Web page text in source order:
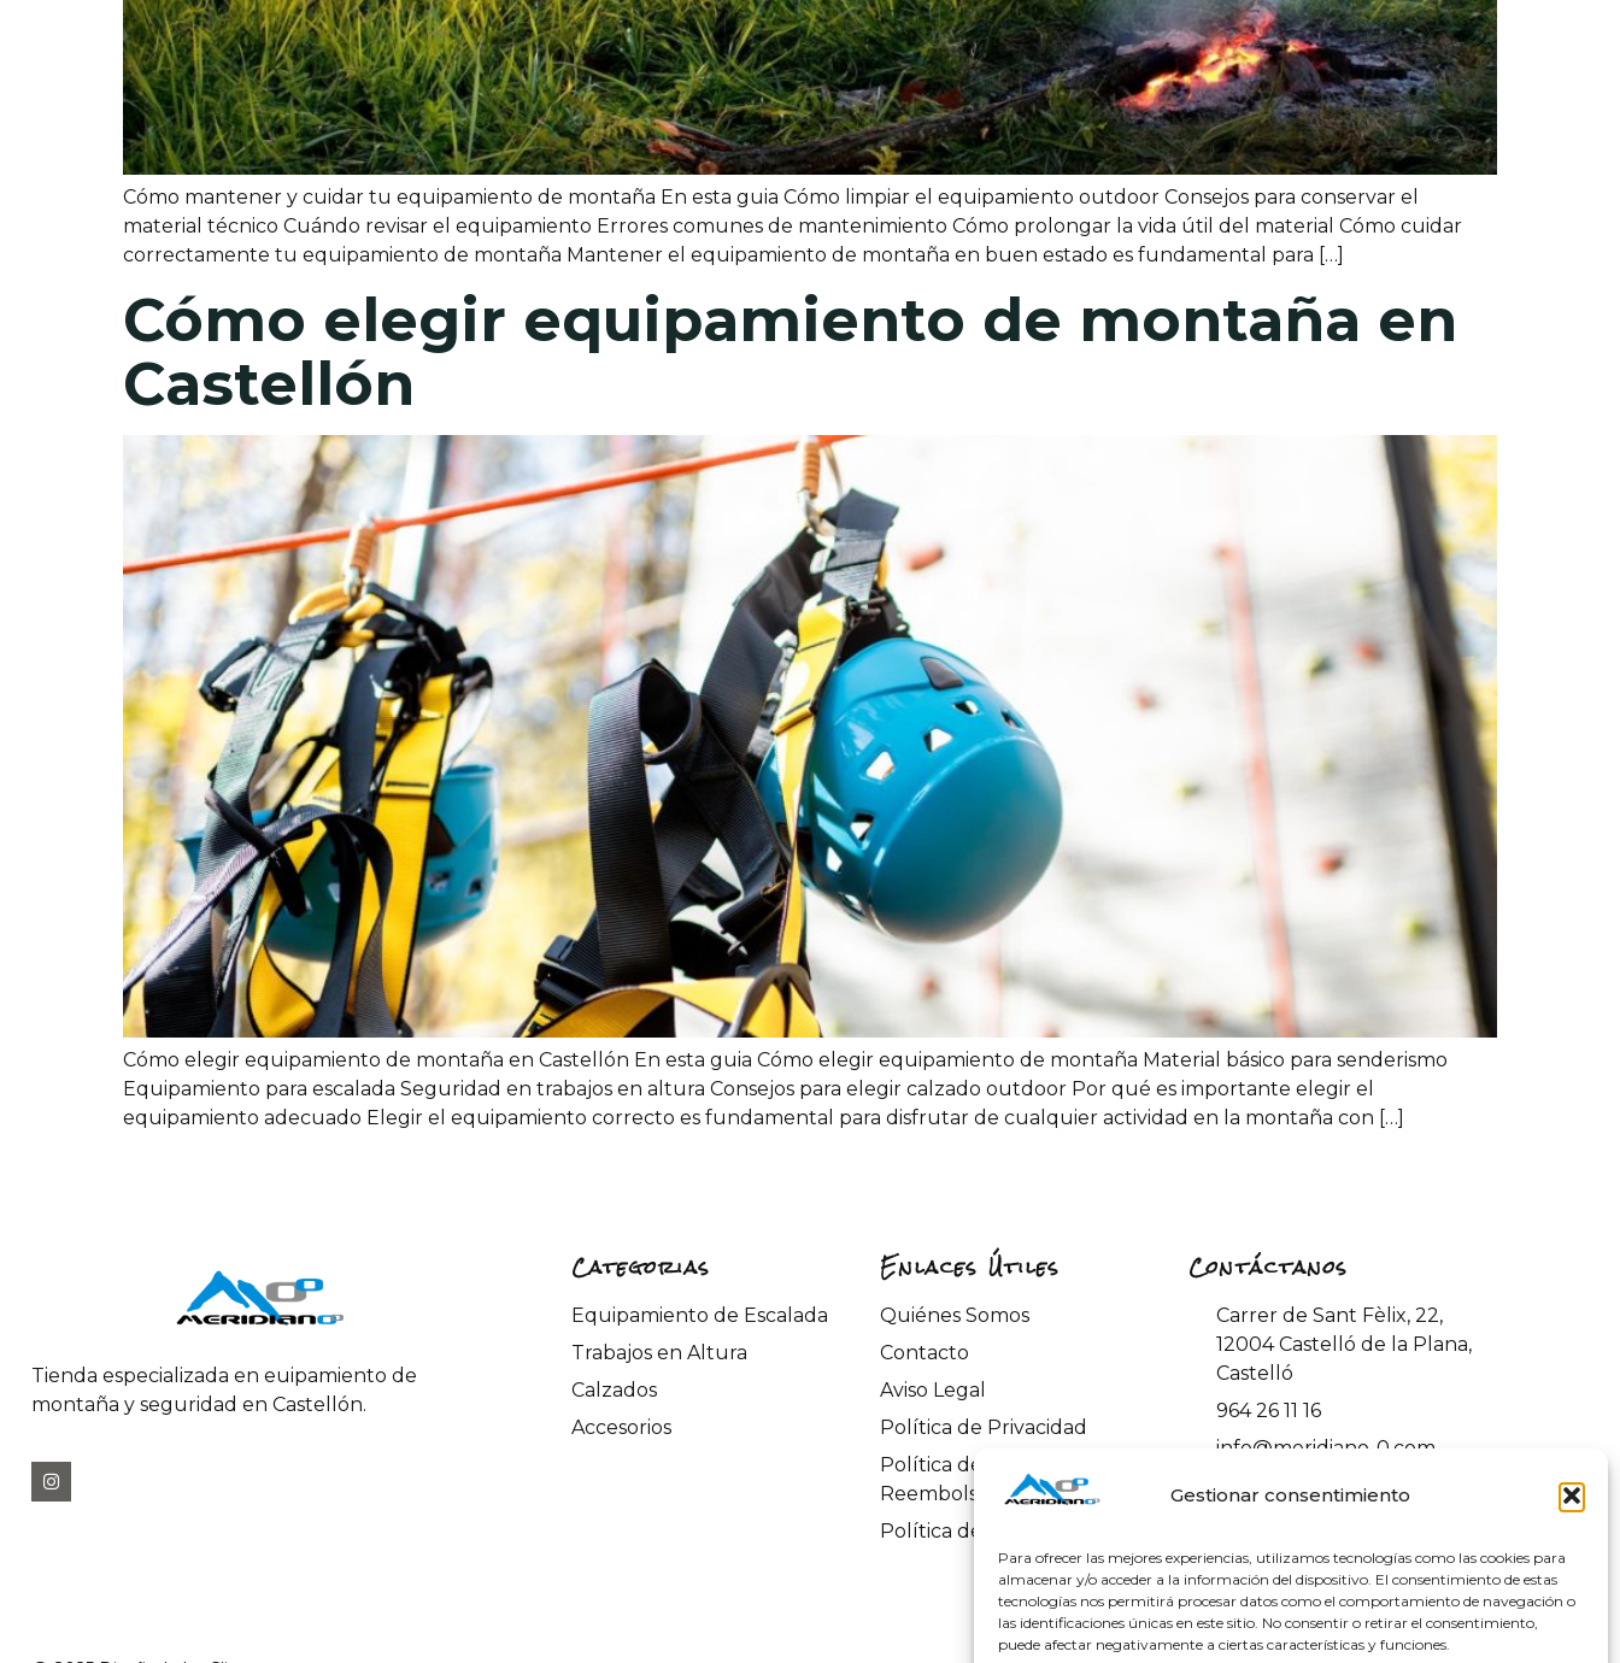
Gestionar consentimiento
Para ofrecer las mejores experiencias, utilizamos tecnologías como las cookies para
almacenar y/o acceder a la información del dispositivo. El consentimiento de estas
tecnologías nos permitirá procesar datos como el comportamiento de navegación o
las identificaciones únicas en este sitio. No consentir o retirar el consentimiento,
puede afectar negativamente a ciertas características y funciones.
Cómo mantener y cuidar tu equipamiento de montaña En esta guia Cómo limpiar el equipamiento outdoor Consejos para conservar el
material técnico Cuándo revisar el equipamiento Errores comunes de mantenimiento Cómo prolongar la vida útil del material Cómo cuidar
correctamente tu equipamiento de montaña Mantener el equipamiento de montaña en buen estado es fundamental para […]
Cómo elegir equipamiento de montaña en
Castellón
Cómo elegir equipamiento de montaña en Castellón En esta guia Cómo elegir equipamiento de montaña Material básico para senderismo
Equipamiento para escalada Seguridad en trabajos en altura Consejos para elegir calzado outdoor Por qué es importante elegir el
equipamiento adecuado Elegir el equipamiento correcto es fundamental para disfrutar de cualquier actividad en la montaña con […]
Tienda especializada en euipamiento de
montaña y seguridad en Castellón.
Categorias
Equipamiento de Escalada
Trabajos en Altura
Calzados
Accesorios
Enlaces Útiles
Quiénes Somos
Contacto
Aviso Legal
Política de Privacidad
Política de Devoluciones y
Reembolsos
Política de Cookies
Contáctanos
Carrer de Sant Fèlix, 22,
12004 Castelló de la Plana,
Castelló
964 26 11 16
info@meridiano-0.com